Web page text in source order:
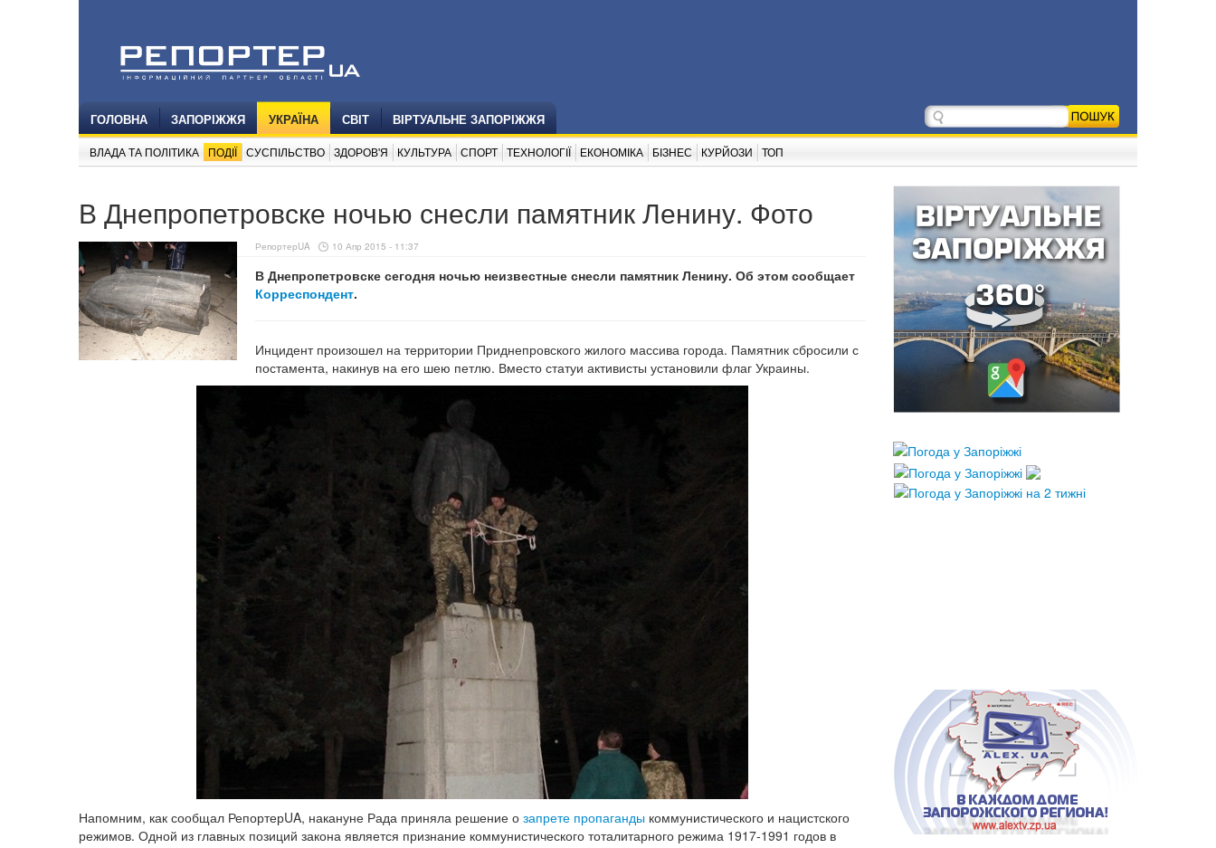
ГОЛОВНА ЗАПОРІЖЖЯ УКРАЇНА СВІТ ВІРТУАЛЬНЕ ЗАПОРІЖЖЯ
ВЛАДА ТА ПОЛІТИКА ПОДІЇ СУСПІЛЬСТВО ЗДОРОВ'Я КУЛЬТУРА СПОРТ ТЕХНОЛОГІЇ ЕКОНОМІКА БІЗНЕС КУРЙОЗИ ТОП
В Днепропетровске ночью снесли памятник Ленину. Фото
РепортерUA 10 Апр 2015 - 11:37
В Днепропетровске сегодня ночью неизвестные снесли памятник Ленину. Об этом сообщает
Корреспондент.
Инцидент произошел на территории Приднепровского жилого массива города. Памятник сбросили с
постамента, накинув на его шею петлю. Вместо статуи активисты установили флаг Украины.
Напомним, как сообщал РепортерUA, накануне Рада приняла решение о запрете пропаганды коммунистического и нацистского
режимов. Одной из главных позиций закона является признание коммунистического тоталитарного режима 1917-1991 годов в